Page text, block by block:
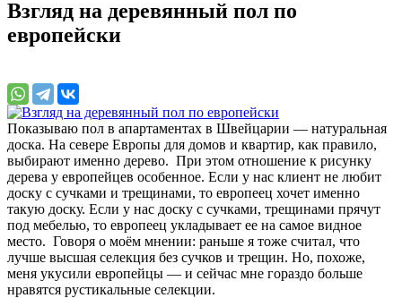
Взгляд на деревянный пол по
европейски
Показываю пол в апартаментах в Швейцарии — натуральная
доска. На севере Европы для домов и квартир, как правило,
выбирают именно дерево. При этом отношение к рисунку
дерева у европейцев особенное. Если у нас клиент не любит
доску с сучками и трещинами, то европеец хочет именно
такую доску. Если у нас доску с сучками, трещинами прячут
под мебелью, то европеец укладывает ее на самое видное
место. Говоря о моём мнении: раньше я тоже считал, что
лучше высшая селекция без сучков и трещин. Но, похоже,
меня укусили европейцы — и сейчас мне гораздо больше
нравятся рустикальные селекции.